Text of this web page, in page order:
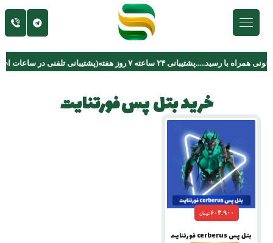
خرید بتل پس فورتنایت
بتل پس cerberus فورتنایت
۶۰۳.۹۰۰ تومان